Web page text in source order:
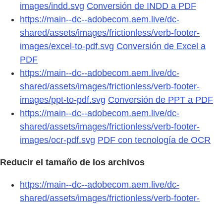
images/indd.svg Conversión de INDD a PDF
https://main--dc--adobecom.aem.live/dc-
shared/assets/images/frictionless/verb-footer-
images/excel-to-pdf.svg Conversión de Excel a
PDF
https://main--dc--adobecom.aem.live/dc-
shared/assets/images/frictionless/verb-footer-
images/ppt-to-pdf.svg Conversión de PPT a PDF
https://main--dc--adobecom.aem.live/dc-
shared/assets/images/frictionless/verb-footer-
images/ocr-pdf.svg PDF con tecnología de OCR
Reducir el tamaño de los archivos
https://main--dc--adobecom.aem.live/dc-
shared/assets/images/frictionless/verb-footer-